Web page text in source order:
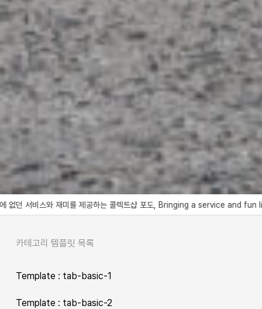
공하는 콜렉트샵 포도, Bringing a service and fun like no other to the
카테고리 템플릿 목록
Template : tab-basic-1
Template : tab-basic-2